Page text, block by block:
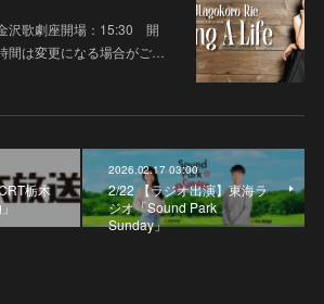
沢歌劇座開場：15:30 開
間は変更になる場合がご…
栃木
2026.02.17 03:00
2/22 【ラジオ出演】東海ラ
ジオ「Sound Park
Sunday」